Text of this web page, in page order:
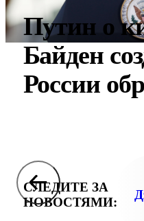
Путин о
Байден
России
СЛЕДИТЕ ЗА
НОВОСТЯМИ: